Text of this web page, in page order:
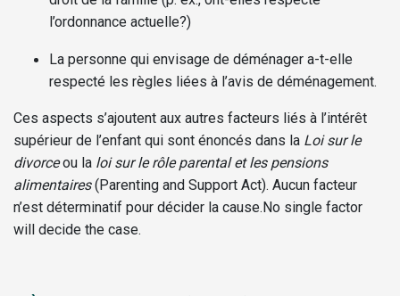
l’ordonnance actuelle?)
La personne qui envisage de déménager a-t-elle
respecté les règles liées à l’avis de déménagement.
Ces aspects s’ajoutent aux autres facteurs liés à l’intérêt
supérieur de l’enfant qui sont énoncés dans la Loi sur le
divorceou la loi sur le rôle parental et les pensions
alimentaires(Parenting and Support Act). Aucun facteur
n’est déterminatif pour décider la cause.No single factor
will decide the case.